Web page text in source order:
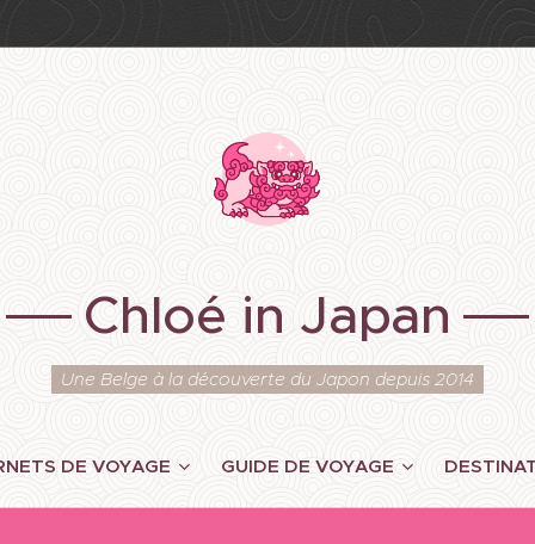
Chloé in Japan
Une Belge à la découverte du Japon depuis 2014
DE VOYAGE GUIDE DE VOYAGE